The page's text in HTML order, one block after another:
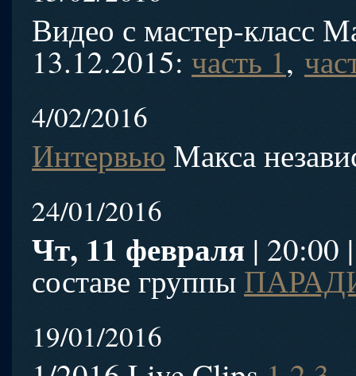
Видео с мастер-класс
13.12.2015: часть 1,
4/02/2016
Интервью Макса
24/01/2016
Чт, 11 февраля | 20:00
составе группы
19/01/2016